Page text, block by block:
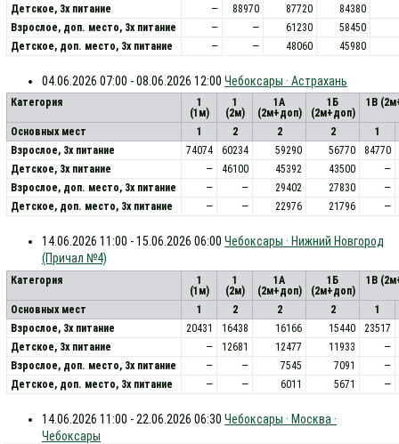
Детское, 3х питание
— 88970 87720
84380
Взрослое, доп. место, 3x питание
— — 61230
58450
Детское, доп. место, 3x питание
— — 48060 45980
04.06.2026 07:00 - 08.06.2026 12:00 Чебоксары · Астрахань
Категория
1
(1м)
1
(2м)
1А
(2м+доп)
1Б
(2м+доп)
1В
Основных мест 1 2 2 2
1
Взрослое, 3х питание
74074 60234 59290 56770
84770
Детское, 3х питание
— 46100 45392 43500
—
Взрослое, доп. место, 3x питание
— — 29402 27830
—
Детское, доп. место, 3x питание
— — 22976 21796 —
14.06.2026 11:00 - 15.06.2026 06:00 Чебоксары · Нижний Новгород
(Причал №4)
Категория
1
(1м)
1
(2м)
1А
(2м+доп)
1Б
(2м+доп)
1В
Основных мест 1 2 2 2
1
Взрослое, 3х питание
20431 16438 16166 15440
23517
Детское, 3х питание
— 12681 12477 11933
—
Взрослое, доп. место, 3x питание
— — 7545 7091
—
Детское, доп. место, 3x питание
— — 6011 5671 —
14.06.2026 11:00 - 22.06.2026 06:30 Чебоксары · Москва ·
Чебоксары